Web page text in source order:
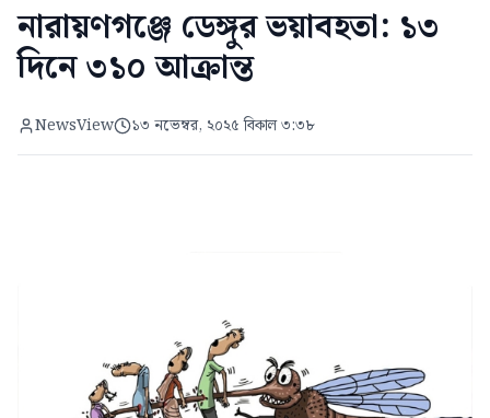
নারায়ণগঞ্জে ডেঙ্গুর ভয়াবহতা: ১৩
দিনে ৩১০ আক্রান্ত
NewsView ১৩ নভেম্বর, ২০২৫ বিকাল ৩:৩৮